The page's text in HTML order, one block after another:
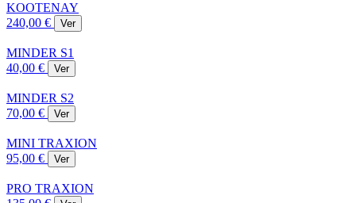
KOOTENAY
240,00 €
Ver
MINDER S1
40,00 €
Ver
MINDER S2
70,00 €
Ver
MINI TRAXION
95,00 €
Ver
PRO TRAXION